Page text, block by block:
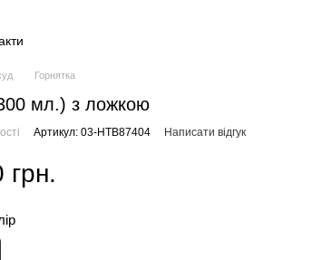
Горнятка
мл.) з ложкою
Артикул: 03-HTB87404 Написати відгук
грн.